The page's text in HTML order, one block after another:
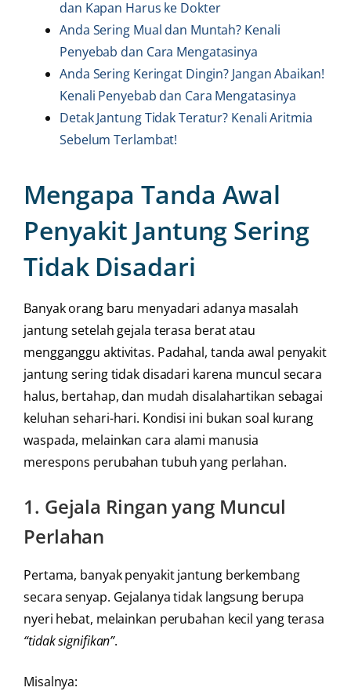
dan Kapan Harus ke Dokter
Anda Sering Mual dan Muntah? Kenali
Penyebab dan Cara Mengatasinya
Anda Sering Keringat Dingin? Jangan Abaikan!
Kenali Penyebab dan Cara Mengatasinya
Detak Jantung Tidak Teratur? Kenali Aritmia
Sebelum Terlambat!
Mengapa Tanda Awal
Penyakit Jantung Sering
Tidak Disadari
Banyak orang baru menyadari adanya masalah
jantung setelah gejala terasa berat atau
mengganggu aktivitas. Padahal, tanda awal penyakit
jantung sering tidak disadari karena muncul secara
halus, bertahap, dan mudah disalahartikan sebagai
keluhan sehari-hari. Kondisi ini bukan soal kurang
waspada, melainkan cara alami manusia
merespons perubahan tubuh yang perlahan.
1. Gejala Ringan yang Muncul
Perlahan
Pertama, banyak penyakit jantung berkembang
secara senyap. Gejalanya tidak langsung berupa
nyeri hebat, melainkan perubahan kecil yang terasa
“tidak signifikan”.
Misalnya: